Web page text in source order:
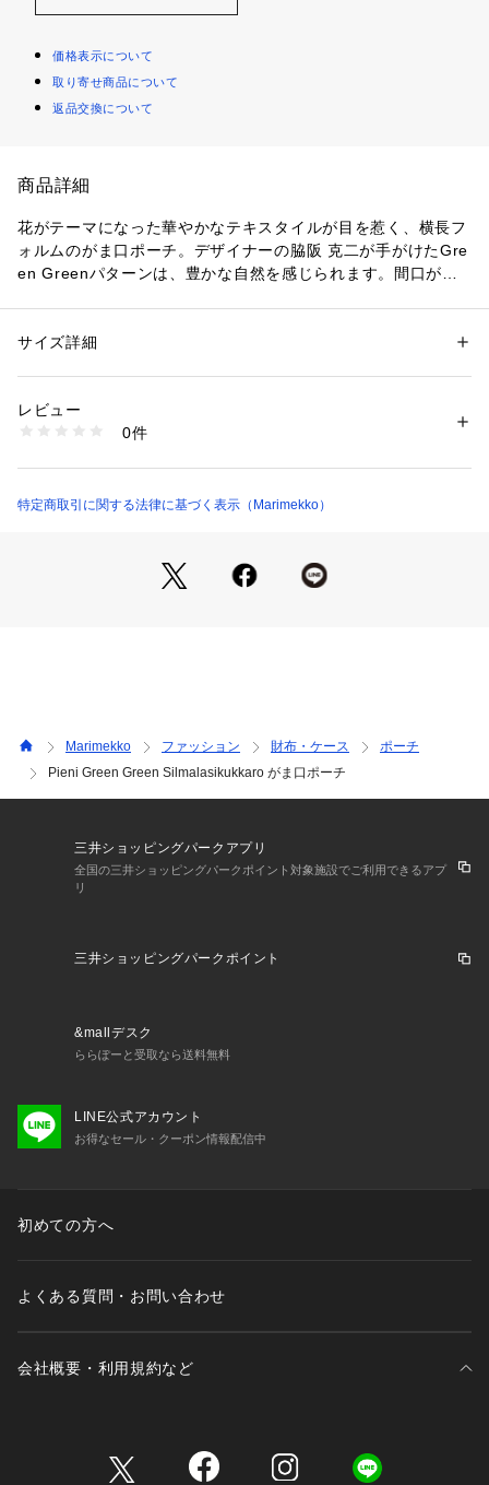
価格表示について
取り寄せ商品について
返品交換について
商品詳細
花がテーマになった華やかなテキスタイルが目を惹く、横長フ
ォルムのがま口ポーチ。デザイナーの脇阪 克二が手がけたGre
en Greenパターンは、豊かな自然を感じられます。間口が広
性別：レディース
素材：コットン100%
1100200000225
サイズ詳細
レビュー
0件
特定商取引に関する法律に基づく表示（Marimekko）
Marimekko ファッション 財布・ケース
ポーチ
Pieni Green Green Silmalasikukkaro がま口ポーチ
三井ショッピングパークアプリ
全国の三井ショッピングパークポイント対象施設でご利用できるアプ
リ
三井ショッピングパークポイント
&mallデスク
ららぽーと受取なら送料無料
LINE公式アカウント
お得なセール・クーポン情報配信中
初めての方へ
よくある質問・お問い合わせ
会社概要・利用規約など